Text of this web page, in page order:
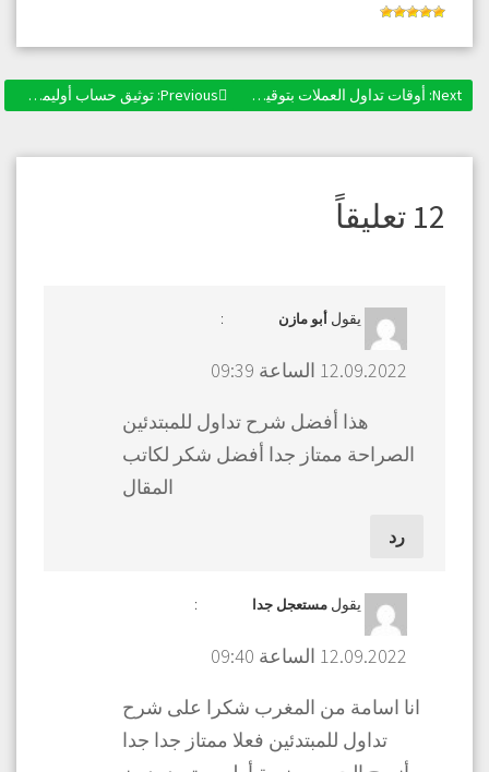
تصفّح
المقالات
Previous:
Previous post:
توثيق حساب أوليمب تريد في مصر: ماذا، ولماذا، وكيف؟ Next:
Next post:
أوقات تداول العملات بتوقيت مصر وما هو أفضل وقت للتداول ؟
12 تعليقاً
يقول أبو مازن :
12.09.2022 الساعة 09:39
هذا أفضل شرح تداول للمبتدئين
الصراحة ممتاز جدا أفضل شكر لكاتب
المقال
رد
يقول مستعجل جدا :
12.09.2022 الساعة 09:40
انا اسامة من المغرب شكرا على شرح
تداول للمبتدئين فعلا ممتاز جدا جدا